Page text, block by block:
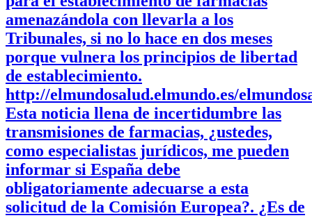
amenazándola con llevarla a los
Tribunales, si no lo hace en dos meses
porque vulnera los principios de libertad
de establecimiento.
http://elmundosalud.elmundo.es/
Esta noticia llena de incertidumbre las
transmisiones de farmacias, ¿ustedes,
como especialistas jurídicos, me pueden
informar si España debe
obligatoriamente adecuarse a esta
solicitud de la Comisión Europea?. ¿Es de